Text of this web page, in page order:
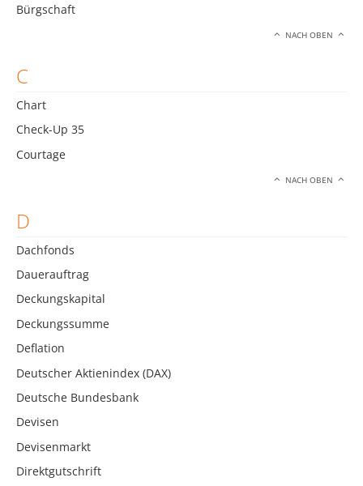
Bürgschaft
NACH OBEN
C
Chart
Check-Up 35
Courtage
NACH OBEN
D
Dachfonds
Dauerauftrag
Deckungskapital
Deckungssumme
Deflation
Deutscher Aktienindex (DAX)
Deutsche Bundesbank
Devisen
Devisenmarkt
Direktgutschrift